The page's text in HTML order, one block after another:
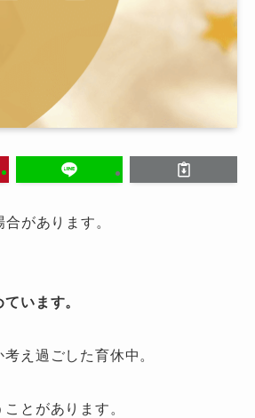
があります。
います。
え過ごした育休中。
とがあります。